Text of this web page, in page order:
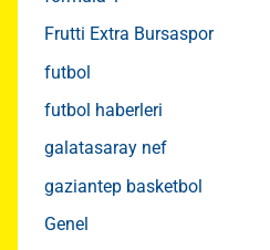
Frutti Extra Bursaspor
futbol
futbol haberleri
galatasaray nef
gaziantep basketbol
Genel